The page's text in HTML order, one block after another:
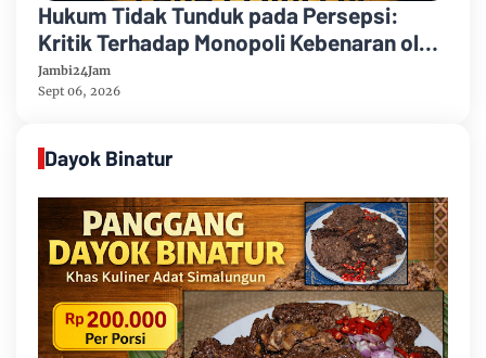
Hukum Tidak Tunduk pada Persepsi:
Kritik Terhadap Monopoli Kebenaran oleh
Media dan Aktivis
Jambi24Jam
Sept 06, 2026
Dayok Binatur